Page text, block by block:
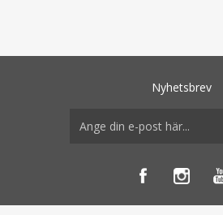
Nyhetsbrev